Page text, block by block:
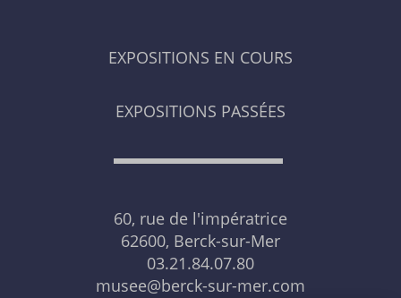
EXPOSITIONS EN COURS
EXPOSITIONS PASSÉES
60, rue de l'impératrice
62600, Berck-sur-Mer
03.21.84.07.80
musee@berck-sur-mer.com